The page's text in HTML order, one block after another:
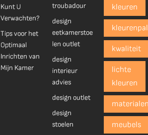
Kunt U
Verwachten?
Tips voor het
Optimaal
Inrichten van
Mijn Kamer
troubadour
design
eetkamerstoe
len outlet
design
interieur
advies
design outlet
design
stoelen
kleuren
kwaliteit
lichte
kleuren
meubels